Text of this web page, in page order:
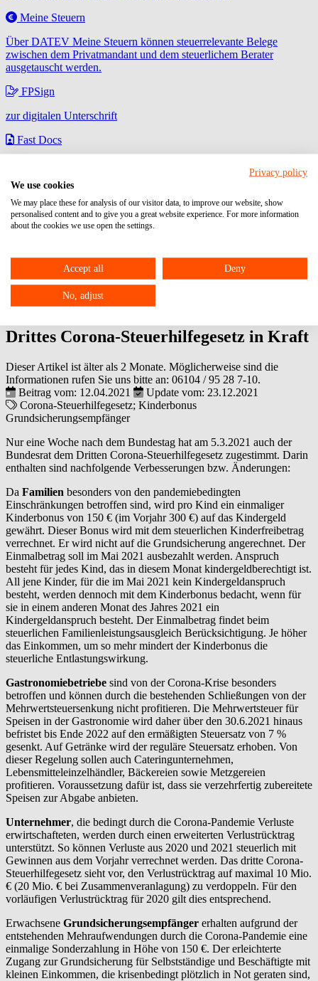
Meine Steuern
Über DATEV Meine Steuern können steuerrelevante Belege
zwischen dem Privatmandant und dem steuerlichem Berater
ausgetauscht werden.
FPSign
zur digitalen Unterschrift
Fast Docs
Drittes Corona-Steuerhilfegesetz in Kraft
Dieser Artikel ist älter als 2 Monate. Möglicherweise sind die
Informationen rufen Sie uns bitte an: 06104 / 95 28 7-10.
Beitrag vom: 12.04.2021
Update vom: 23.12.2021
Corona-Steuerhilfegesetz; Kinderbonus
Grundsicherungsempfänger
Nur eine Woche nach dem Bundestag hat am 5.3.2021 auch der
Bundesrat dem Dritten Corona-Steuerhilfegesetz zugestimmt. Darin
enthalten sind nachfolgende Verbesserungen bzw. Änderungen:
Da Familien besonders von den pandemiebedingten
Einschränkungen betroffen sind, wird pro Kind ein einmaliger
Kinderbonus von 150 € (im Vorjahr 300 €) auf das Kindergeld
gewährt. Dieser Bonus wird mit dem steuerlichen Kinderfreibetrag
verrechnet. Er wird nicht auf die Grundsicherung angerechnet. Der
Einmalbetrag soll im Mai 2021 ausbezahlt werden. Anspruch
besteht für jedes Kind, das in diesem Monat kindergeldberechtigt ist.
All jene Kinder, für die im Mai 2021 kein Kindergeldanspruch
besteht, werden dennoch mit dem Kinderbonus bedacht, wenn für
sie in einem anderen Monat des Jahres 2021 ein
Kindergeldanspruch besteht. Der Einmalbetrag findet beim
steuerlichen Familienleistungsausgleich Berücksichtigung. Je höher
das Einkommen, um so mehr mindert der Kinderbonus die
steuerliche Entlastungswirkung.
Gastronomiebetriebe sind von der Corona-Krise besonders
betroffen und können durch die bestehenden Schließungen von der
Mehrwertsteuersenkung nicht profitieren. Die Mehrwertsteuer für
Speisen in der Gastronomie wird daher über den 30.6.2021 hinaus
befristet bis Ende 2022 auf den ermäßigten Steuersatz von 7 %
gesenkt. Auf Getränke wird der reguläre Steuersatz erhoben. Von
dieser Regelung sollen auch Cateringunternehmen,
Lebensmitteleinzelhändler, Bäckereien sowie Metzgereien
profitieren. Voraussetzung dafür ist, dass sie verzehrfertig zubereitete
Speisen zur Abgabe anbieten.
Unternehmer, die bedingt durch die Corona-Pandemie Verluste
erwirtschafteten, werden durch einen erweiterten Verlustrücktrag
unterstützt. So können Verluste aus 2020 und 2021 steuerlich mit
Gewinnen aus dem Vorjahr verrechnet werden. Das dritte Corona-
Steuerhilfegesetz sieht vor, den Verlustrücktrag auf maximal 10 Mio.
€ (20 Mio. € bei Zusammenveranlagung) zu verdoppeln. Für den
vorläufigen Verlustrücktrag für 2020 gilt dies entsprechend.
Erwachsene Grundsicherungsempfänger erhalten aufgrund der
entstehenden Mehraufwendungen durch die Corona-Pandemie eine
einmalige Sonderzahlung in Höhe von 150 €. Der erleichterte
Zugang zur Grundsicherung für Selbstständige und Beschäftigte mit
kleinen Einkommen, die krisenbedingt plötzlich in Not geraten sind,
Privacy policy
We use cookies
We may place these for analysis of our visitor data, to improve our website, show
personalised content and to give you a great website experience. For more information
about the cookies we use open the settings.
Accept all Deny
No, adjust